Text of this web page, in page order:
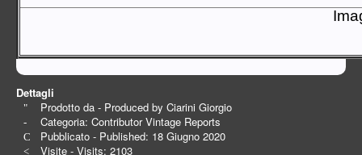
Dettagli
Prodotto da - Produced byCiarini Giorgio
Categoria:Contributor Vintage Reports
Pubblicato - Published: 18 Giugno 2020
Visite - Visits: 2103